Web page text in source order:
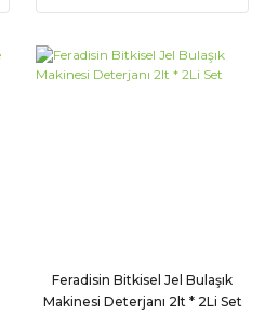
Feradisin Bitkisel Jel Bulaşık
Makinesi Deterjanı 2lt * 2Li Set